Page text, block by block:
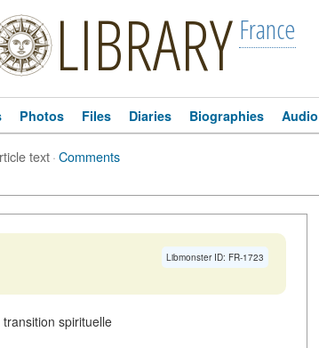
LIBRARY France
Photos Files Diaries Biographies Audio
text·Comments
Libmonster ID: FR-1723
spirituelle